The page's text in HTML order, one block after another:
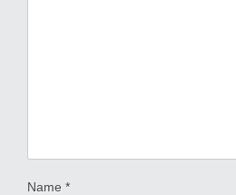
Name *